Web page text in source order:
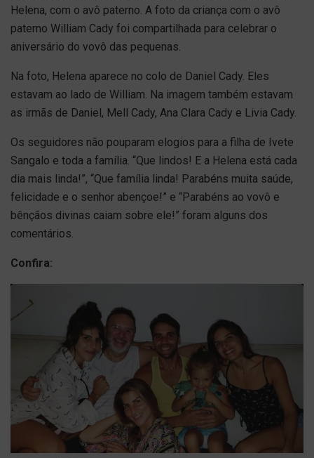
Helena, com o avô paterno. A foto da criança com o avô
paterno William Cady foi compartilhada para celebrar o
aniversário do vovô das pequenas.
Na foto, Helena aparece no colo de Daniel Cady. Eles
estavam ao lado de William. Na imagem também estavam
as irmãs de Daniel, Mell Cady, Ana Clara Cady e Livia Cady.
Os seguidores não pouparam elogios para a filha de Ivete
Sangalo e toda a família. “Que lindos! E a Helena está cada
dia mais linda!”, “Que família linda! Parabéns muita saúde,
felicidade e o senhor abençoe!” e “Parabéns ao vovô e
bênçãos divinas caiam sobre ele!” foram alguns dos
comentários.
Confira: